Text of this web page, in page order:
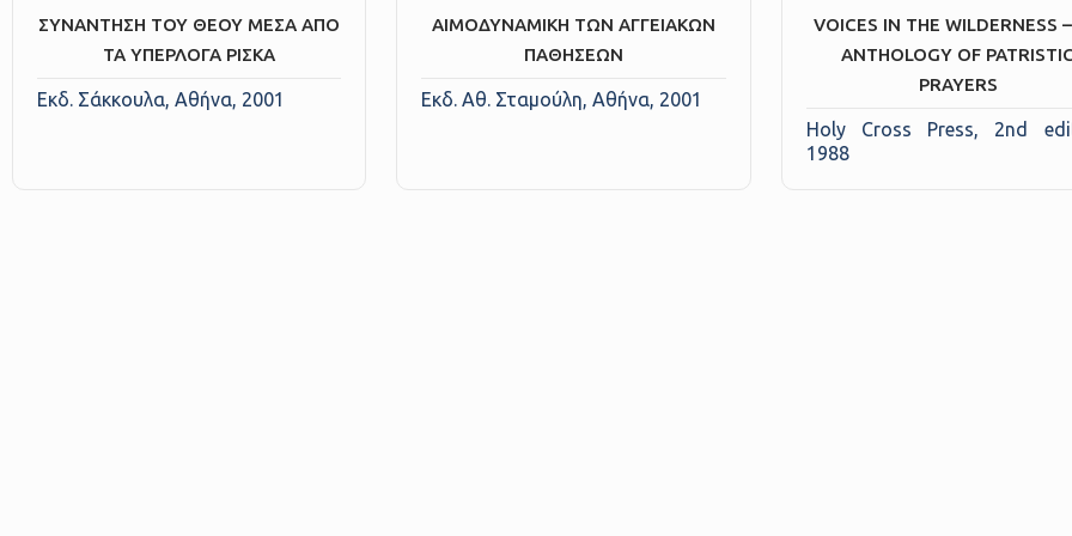
ΣΥΝΑΝΤΗΣΗ ΤΟΥ ΘΕΟΥ ΜΕΣΑ ΑΠΟ
ΤΑ ΥΠΕΡΛΟΓΑ ΡΙΣΚΑ
Εκδ. Σάκκουλα, Αθήνα, 2001
ΑΙΜΟΔΥΝΑΜΙΚΗ ΤΩΝ ΑΓΓΕΙΑΚΩΝ
ΠΑΘΗΣΕΩΝ
Εκδ. Αθ. Σταμούλη, Αθήνα, 2001
VOICES IN THE WILDERNESS
ANTHOLOGY OF PATRISTIC
PRAYERS
Holy Cross Press, 2nd
1988